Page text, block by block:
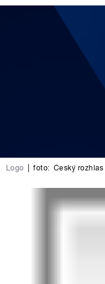
Logo foto: Český rozhlas